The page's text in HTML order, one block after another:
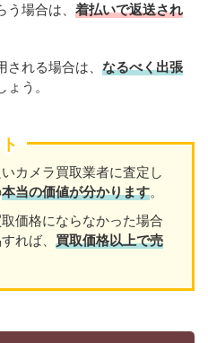
場合は、 着払いで返送され
れる場合は、 なるべく出張
ょう。
カメラ買取業者に査定し
本当の価値が分かります。
価格にならなかった場合
れば、 買取価格以上で売